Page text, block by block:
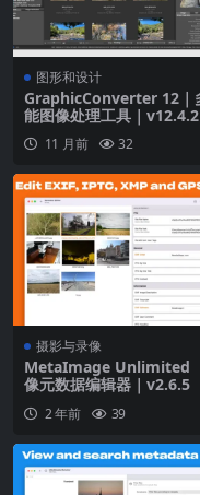
图形和设计
GraphicConverter 12｜
能图像处理工具｜v12.4.2
11 月前 32
摄影与录像
MetaImage Unlimited
像元数据编辑器｜v2.6.5
2 年前 39